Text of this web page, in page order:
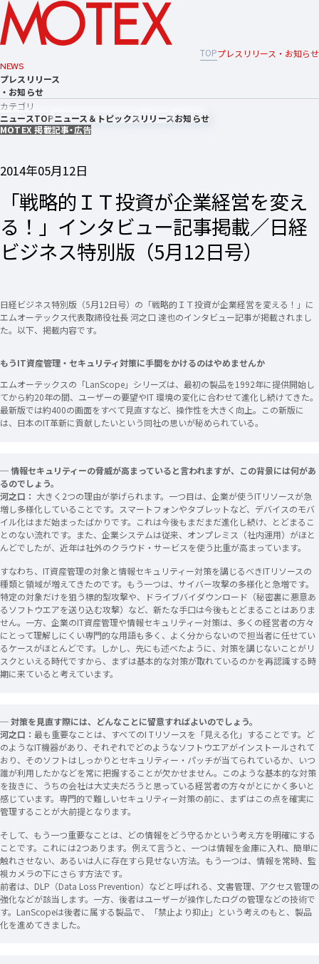
TOPプレスリリース・お知らせ
NEWS
プレスリリース
・お知らせ
カテゴリ
ニュースTOPニュース＆トピックスリリースお知らせ
MOTEX 掲載記事・広告
2014年05月12日
「戦略的ＩＴ投資が企業経営を変え
る！」インタビュー記事掲載／日経
ビジネス特別版（5月12日号）
日経ビジネス特別版（5月12日号）の「戦略的ＩＴ投資が企業経営を変える！」に
エムオーテックス代表取締役社長 河之口 達也のインタビュー記事が掲載されまし
た。以下、掲載内容です。
もうIT資産管理・セキュリティ対策に手間をかけるのはやめませんか
エムオーテックスの「LanScope」シリーズは、最初の製品を1992年に提供開始し
てから約20年の間、ユーザーの要望やIT 環境の変化に合わせて進化し続けてきた。
最新版では約400の画面をすべて見直すなど、操作性を大きく向上。この新版に
は、日本のIT革新に貢献したいという同社の思いが秘められている。
─ 情報セキュリティーの脅威が高まっていると言われますが、この背景には何があ
るのでしょう。
河之口： 大きく2つの理由が挙げられます。一つ目は、企業が使うITリソースが急
増し多様化していることです。スマートフォンやタブレットなど、デバイスのモバ
イル化はまだ始まったばかりです。これは今後もまだまだ進化し続け、とどまるこ
とのない流れです。また、企業システムは従来、オンプレミス（社内運用）がほと
んどでしたが、近年は社外のクラウド・サービスを使う比重が高まっています。
すなわち、IT資産管理の対象と情報セキュリティー対策を講じるべきITリソースの
種類と領域が増えてきたのです。もう一つは、サイバー攻撃の多様化と急増です。
特定の対象だけを狙う標的型攻撃や、ドライブバイダウンロード（秘密裏に悪意あ
るソフトウエアを送り込む攻撃）など、新たな手口は今後もとどまることはありま
せん。一方、企業のIT資産管理や情報セキュリティー対策は、多くの経営者の方々
にとって理解しにくい専門的な用語も多く、よく分からないので担当者に任せてい
るケースがほとんどです。しかし、先にも述べたように、対策を講じないことがリ
スクといえる時代ですから、まずは基本的な対策が取れているのかを再認識する時
期に来ていると考えています。
─ 対策を見直す際には、どんなことに留意すればよいのでしょう。
河之口： 最も重要なことは、すべてのI Tリソースを「見える化」することです。ど
のようなIT機器があり、それぞれでどのようなソフトウエアがインストールされて
おり、そのソフトはしっかりとセキュリティー・パッチが当てられているか、いつ
誰が利用したかなどを常に把握することが欠かせません。このような基本的な対策
を抜きに、うちの会社は大丈夫だろうと思っている経営者の方々がとにかく多いと
感じています。専門的で難しいセキュリティー対策の前に、まずはこの点を確実に
管理することが大前提となります。
そして、もう一つ重要なことは、どの情報をどう守るかという考え方を明確にする
ことです。これには2つあります。例えて言うと、一つは情報を金庫に入れ、簡単に
触れさせない、あるいは人に存在すら見せない方法。もう一つは、情報を常時、監
視カメラの下にさらす方法です。
前者は、DLP（Data Loss Prevention）などと呼ばれる、文書管理、アクセス管理の
強化などが該当します。一方、後者はユーザーが操作したログの管理などの技術で
す。LanScopeは後者に属する製品で、「禁止より抑止」という考えのもと、製品
化を進めてきました。